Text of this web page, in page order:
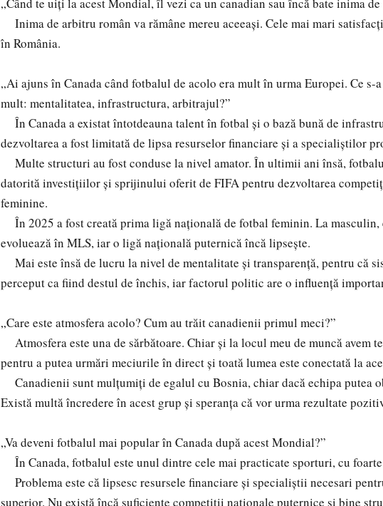
Inima de arbitru român va rămâne mereu aceeași. Cele mai mari
în România.
„Ai ajuns în Canada când fotbalul de acolo era mult în urma Europei. Ce s-
mult: mentalitatea, infrastructura, arbitrajul?”
În Canada a existat întotdeauna talent în fotbal și o bază bună de
dezvoltarea a fost limitată de lipsa resurselor financiare și a specialiștilor
Multe structuri au fost conduse la nivel amator. În ultimii ani însă,
datorită investițiilor și sprijinului oferit de FIFA pentru dezvoltarea
feminine.
În 2025 a fost creată prima ligă națională de fotbal feminin. La masculin,
evoluează în MLS, iar o ligă națională puternică încă lipsește.
Mai este însă de lucru la nivel de mentalitate și transparență, pentru că
perceput ca fiind destul de închis, iar factorul politic are o influență
„Care este atmosfera acolo? Cum au trăit canadienii primul meci?”
Atmosfera este una de sărbătoare. Chiar și la locul meu de muncă avem
pentru a putea urmări meciurile în direct și toată lumea este conectată la
Canadienii sunt mulțumiți de egalul cu Bosnia, chiar dacă echipa putea
Există multă încredere în acest grup și speranța că vor urma rezultate
„Va deveni fotbalul mai popular în Canada după acest Mondial?”
În Canada, fotbalul este unul dintre cele mai practicate sporturi, cu
Problema este că lipsesc resursele financiare și specialiștii necesari
superior. Nu există încă suficiente competiții naționale puternice și bine